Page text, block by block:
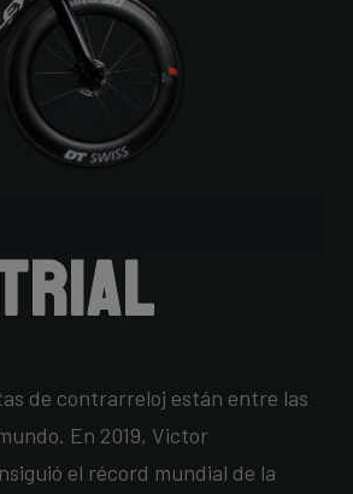
de contrarreloj están entre las
En 2019, Victor
el récord mundial de la